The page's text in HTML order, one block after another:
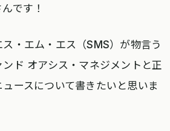
です！
・エム・エス（SMS）が物言う
ド オアシス・マネジメントと正
ースについて書きたいと思いま